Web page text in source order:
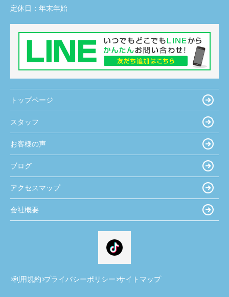
定休日： 年末年始
トップページ
スタッフ
お客様の声
ブログ
アクセスマップ
会社概要
利用規約 プライバシーポリシー サイトマップ